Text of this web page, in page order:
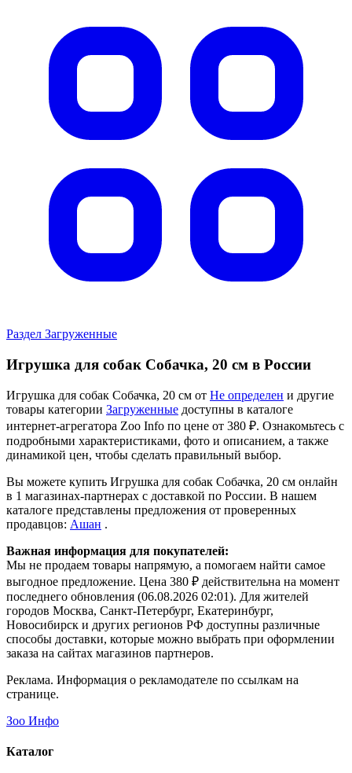
Раздел Загруженные
Игрушка для собак Собачка, 20 см в России
Игрушка для собак Собачка, 20 см от Не определен и другие
товары категории Загруженные доступны в каталоге
интернет-агрегатора Zoo Info по цене от 380 ₽. Ознакомьтесь с
подробными характеристиками, фото и описанием, а также
динамикой цен, чтобы сделать правильный выбор.
Вы можете купить Игрушка для собак Собачка, 20 см онлайн
в 1 магазинах-партнерах с доставкой по России. В нашем
каталоге представлены предложения от проверенных
продавцов: Ашан .
Важная информация для покупателей:
Мы не продаем товары напрямую, а помогаем найти самое
выгодное предложение. Цена 380 ₽ действительна на момент
последнего обновления (06.08.2026 02:01). Для жителей
городов Москва, Санкт-Петербург, Екатеринбург,
Новосибирск и других регионов РФ доступны различные
способы доставки, которые можно выбрать при оформлении
заказа на сайтах магазинов партнеров.
Реклама. Информация о рекламодателе по ссылкам на
странице.
Зоо Инфо
Каталог